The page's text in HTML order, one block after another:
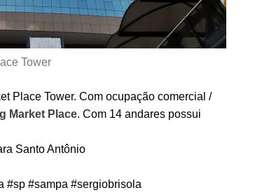
Tower
Place Tower. Com ocupação comercial /
Market Place. Com 14 andares possui
Santo Antônio
#sp #sampa #sergiobrisola